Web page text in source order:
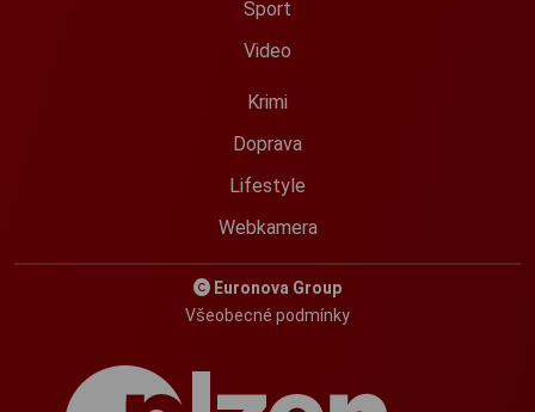
Sport
Video
Krimi
Doprava
Lifestyle
Webkamera
Euronova Group
Všeobecné podmínky